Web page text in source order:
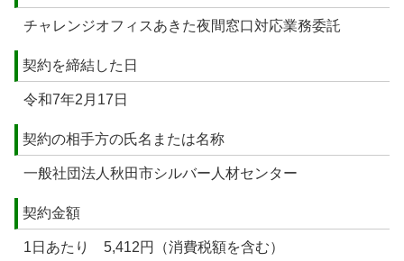
チャレンジオフィスあきた夜間窓口対応業務委託
契約を締結した日
令和7年2月17日
契約の相手方の氏名または名称
一般社団法人秋田市シルバー人材センター
契約金額
1日あたり 5,412円（消費税額を含む）